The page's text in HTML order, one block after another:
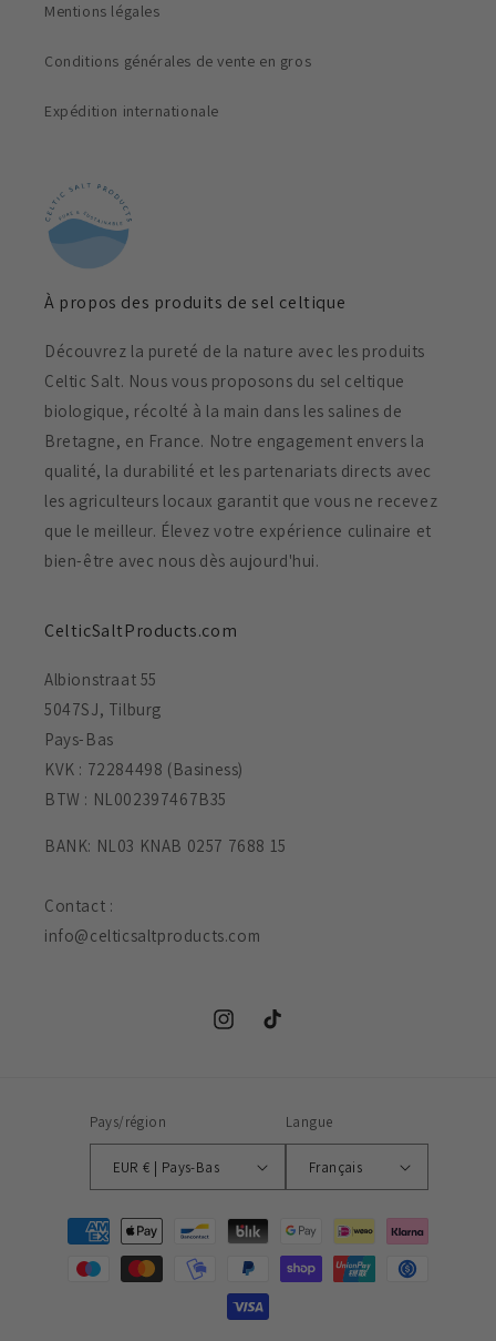
Mentions légales
Conditions générales de vente en gros
Expédition internationale
À propos des produits de sel celtique
Découvrez la pureté de la nature avec les produits
Celtic Salt. Nous vous proposons du sel celtique
biologique, récolté à la main dans les salines de
Bretagne, en France. Notre engagement envers la
qualité, la durabilité et les partenariats directs avec
les agriculteurs locaux garantit que vous ne recevez
que le meilleur. Élevez votre expérience culinaire et
bien-être avec nous dès aujourd'hui.
CelticSaltProducts.com
Albionstraat 55
5047SJ, Tilburg
Pays-Bas
KVK : 72284498 (Basiness)
BTW : NL002397467B35
BANK: NL03 KNAB 0257 7688 15
Contact :
info@celticsaltproducts.com
InstagramTikTok
Pays/région
EUR € | Pays-Bas
Langue
Français
Moyens
paiement